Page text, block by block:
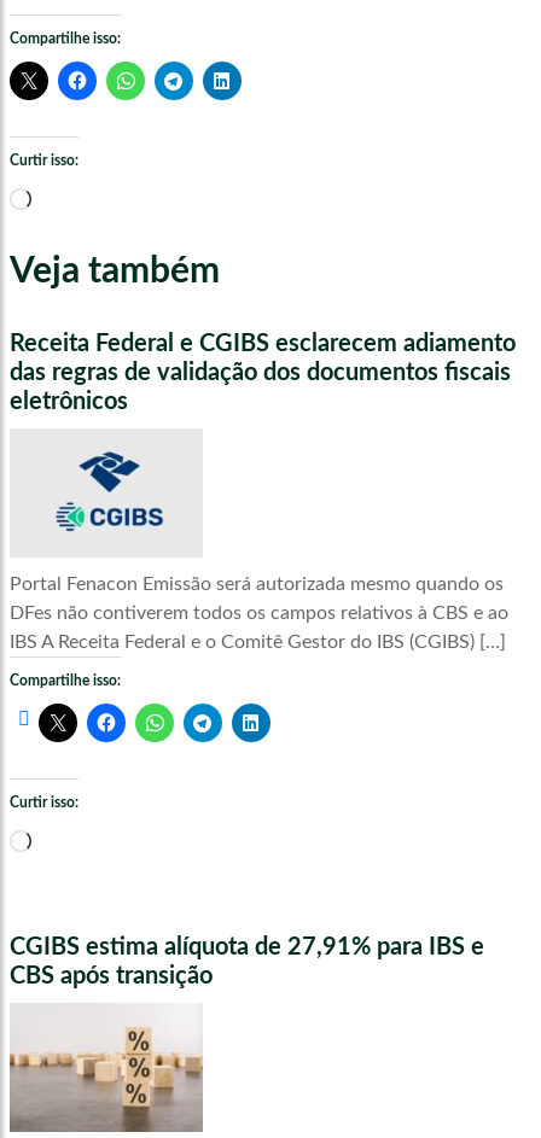
Compartilhe isso:
Curtir isso:
Carregando...
Veja também
Receita Federal e CGIBS esclarecem adiamento
das regras de validação dos documentos fiscais
eletrônicos
Portal Fenacon Emissão será autorizada mesmo quando os
DFes não contiverem todos os campos relativos à CBS e ao
IBS A Receita Federal e o Comitê Gestor do IBS (CGIBS) […]
Compartilhe isso:
Curtir isso:
Carregando...
CGIBS estima alíquota de 27,91% para IBS e
CBS após transição